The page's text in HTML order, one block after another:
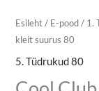
Esileht/ E-pood/ 1.
kleit suurus 80
5. Tüdrukud 80